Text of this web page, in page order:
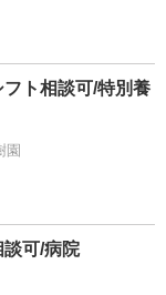
フト相談可/特別養
園
談可/病院